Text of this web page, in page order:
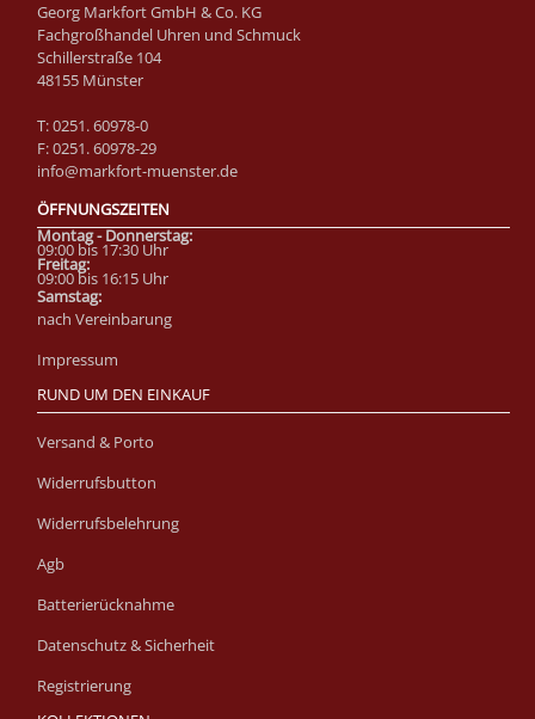
Georg Markfort GmbH & Co. KG
Fachgroßhandel Uhren und Schmuck
Schillerstraße 104
48155 Münster
T: 0251. 60978-0
F: 0251. 60978-29
info@markfort-muenster.de
ÖFFNUNGSZEITEN
Montag - Donnerstag:
09:00 bis 17:30 Uhr
Freitag:
09:00 bis 16:15 Uhr
Samstag:
nach Vereinbarung
Impressum
RUND UM DEN EINKAUF
Versand & Porto
Widerrufsbutton
Widerrufsbelehrung
Agb
Batterierücknahme
Datenschutz & Sicherheit
Registrierung